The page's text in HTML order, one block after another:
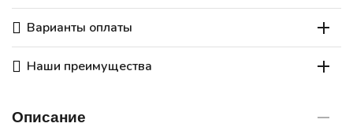
Варианты оплаты
Наши преимущества
Описание